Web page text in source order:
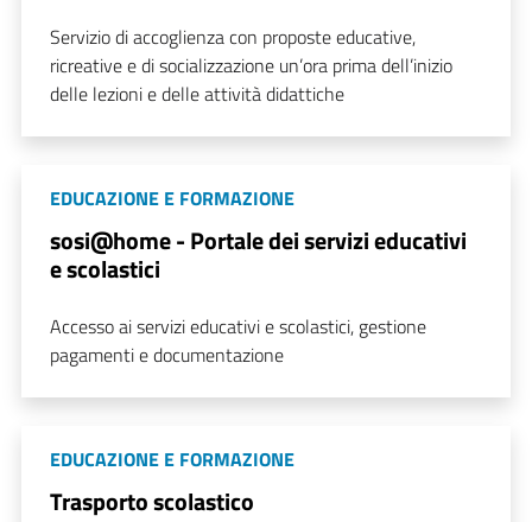
Servizio di accoglienza con proposte educative,
ricreative e di socializzazione un’ora prima dell’inizio
delle lezioni e delle attività didattiche
EDUCAZIONE E FORMAZIONE
sosi@home - Portale dei servizi educativi
e scolastici
Accesso ai servizi educativi e scolastici, gestione
pagamenti e documentazione
EDUCAZIONE E FORMAZIONE
Trasporto scolastico